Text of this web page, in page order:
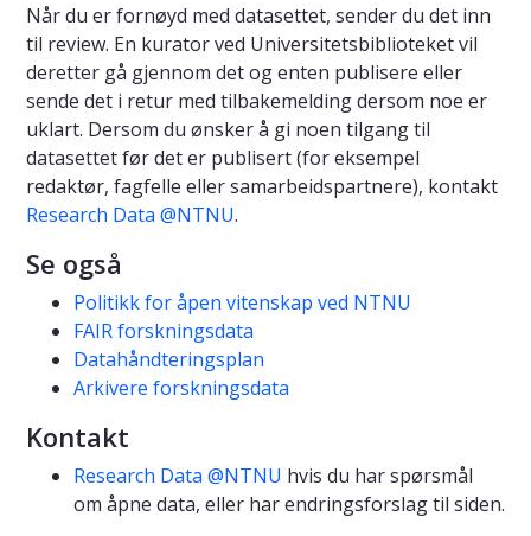
Når du er fornøyd med datasettet, sender du det inn
til review. En kurator ved Universitetsbiblioteket vil
deretter gå gjennom det og enten publisere eller
sende det i retur med tilbakemelding dersom noe er
uklart. Dersom du ønsker å gi noen tilgang til
datasettet før det er publisert (for eksempel
redaktør, fagfelle eller samarbeidspartnere), kontakt
Research Data @NTNU.
Se også
Politikk for åpen vitenskap ved NTNU
FAIR forskningsdata
Datahåndteringsplan
Arkivere forskningsdata
Kontakt
Research Data @NTNU hvis du har spørsmål
om åpne data, eller har endringsforslag til siden.